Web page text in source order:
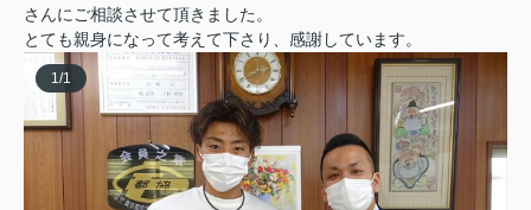
さんにご相談させて頂きました。
とても親身になって考えて下さり、感謝しています。
1/1